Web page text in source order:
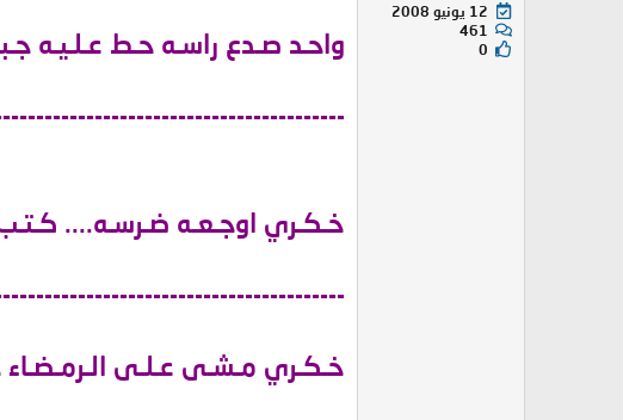
12 يونيو 2008
461
0
واحـد صـدع راسـه حـط عـلـيـه
خـكـري اوجـعـه ضـرسـه....
خـكـري مـشـى عـلـى الـرمـضـاء